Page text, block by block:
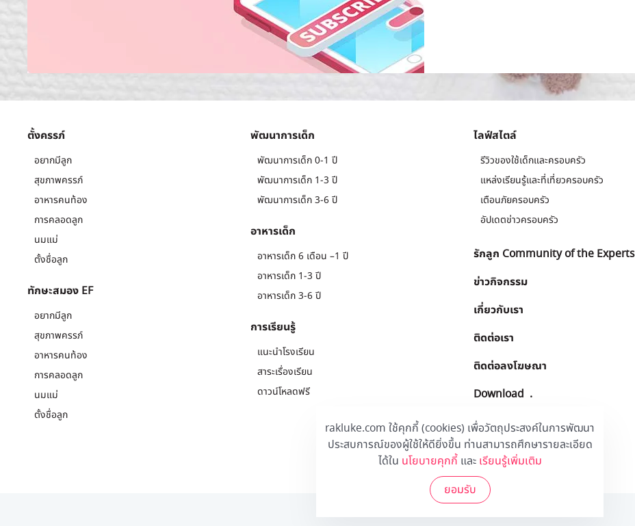
rakluke.com ใช้คุกกี้ (cookies) เพื่อวัตถุประสงค์ในการพัฒนา
ประสบการณ์ของผู้ใช้ให้ดียิ่งขึ้น ท่านสามารถศึกษารายละเอียด
ได้ใน นโยบายคุกกี้และ เรียนรู้เพิ่มเติม
ยอมรับ
ตั้งครรภ์
อยากมีลูก
สุขภาพครรภ์
อาหารคนท้อง
การคลอดลูก
นมแม่
ตั้งชื่อลูก
ทักษะสมอง EF
อยากมีลูก
สุขภาพครรภ์
อาหารคนท้อง
การคลอดลูก
นมแม่
ตั้งชื่อลูก
พัฒนาการเด็ก
พัฒนาการเด็ก 0-1 ปี
พัฒนาการเด็ก 1-3 ปี
พัฒนาการเด็ก 3-6 ปี
อาหารเด็ก
อาหารเด็ก 6 เดือน –1 ปี
อาหารเด็ก 1-3 ปี
อาหารเด็ก 3-6 ปี
การเรียนรู้
แนะนำโรงเรียน
สาระเรื่องเรียน
ดาวน์โหลดฟรี
ไลฟ์สไตล์
รีวิวของใช้เด็กและครอบครัว
แหล่งเรียนรู้และที่เที่ยวครอบครัว
เตือนภัยครอบครัว
อัปเดตข่าวครอบครัว
รักลูก Community of the Experts
ข่าวกิจกรรม
เกี่ยวกับเรา
ติดต่อเรา
ติดต่อลงโฆษณา
Download .